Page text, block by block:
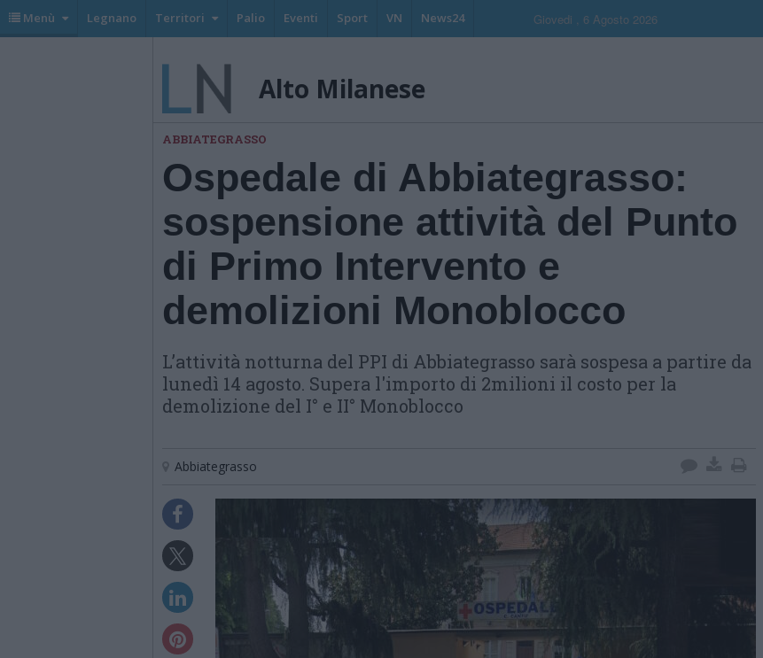
Menù Legnano Territori Palio Eventi Sport VN News24 Giovedi , 6 Agosto 2026
Alto Milanese
ABBIATEGRASSO
Ospedale di Abbiategrasso:
sospensione attività del Punto
di Primo Intervento e
demolizioni Monoblocco
L’attività notturna del PPI di Abbiategrasso sarà sospesa a partire da
lunedì 14 agosto. Supera l'importo di 2milioni il costo per la
demolizione del I° e II° Monoblocco
Abbiategrasso